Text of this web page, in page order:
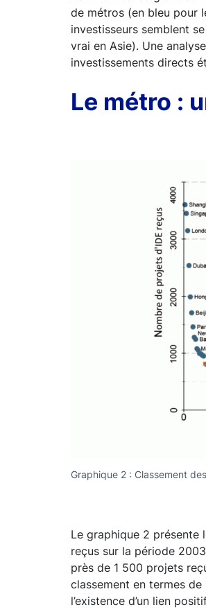
de métros (en bleu pour
investisseurs semblent
vrai en Asie). Une
investissements directs
Le métro :
Graphique 2 : Classement
Le graphique 2 présente
reçus sur la période
près de 1 500 projets
classement en termes
l’existence d’un lien